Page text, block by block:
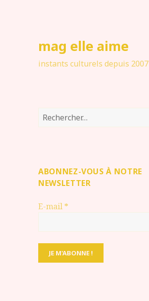
mag elle aime
instants culturels depuis 2007
Rechercher :
ABONNEZ-VOUS À NOTRE
NEWSLETTER
E-mail *